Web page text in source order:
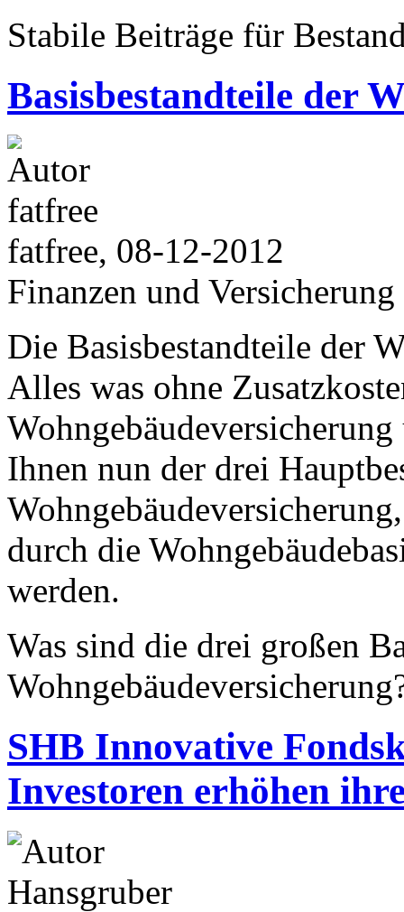
Stabile Beiträge für
Basisbestandteile der
fatfree, 08-12-2012
Finanzen und Versicherung
Die Basisbestandteile der
Alles was ohne
Ihnen nun der drei
durch die
werden.
Was sind die drei großen
SHB Innovative
Investoren erhöhen